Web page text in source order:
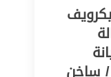
/ ساخن